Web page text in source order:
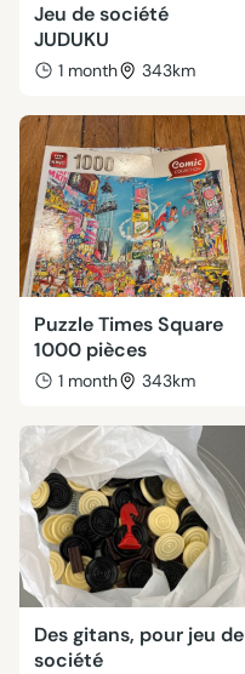
Jeu de société
JUDUKU
1 month 343km
Puzzle Times Square
1000 pièces
1 month 343km
Des gitans, pour jeu de
société